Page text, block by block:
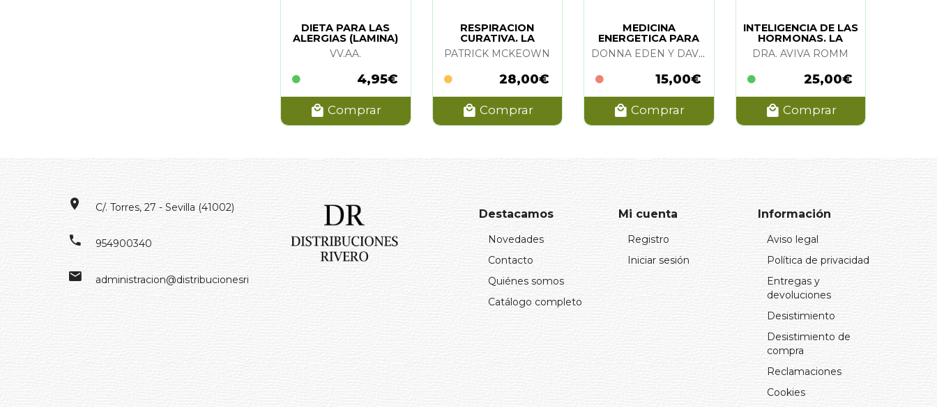
DIETA PARA LAS
ALERGIAS (LAMINA)
VV.AA.
4,95€
Comprar
RESPIRACION
CURATIVA. LA
PATRICK MCKEOWN
28,00€
Comprar
MEDICINA
ENERGETICA PARA
MUJERES
DONNA EDEN Y DAVID FEINSTEIN
15,00€
Comprar
INTELIGENCIA DE LAS
HORMONAS. LA
DRA. AVIVA ROMM
25,00€
Comprar
C/. Torres, 27 - Sevilla (41002)
954900340
administracion@distribucionesrivero.es
Destacamos
Novedades
Contacto
Quiénes somos
Catálogo completo
Mi cuenta
Registro
Iniciar sesión
Información
Aviso legal
Política de privacidad
Entregas y
devoluciones
Desistimiento
Desistimiento de
compra
Reclamaciones
Cookies